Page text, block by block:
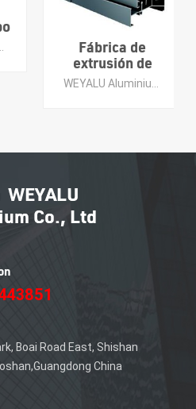
Fábrica de
extrusión de
aluminio
de aluminio,
de la industria
del aluminio
WEYALU Aluminium se especializa en muros cortina, perfiles de aluminio para uso industrial, perfiles de aluminio en general, puertas de aluminio, ventanas de aluminio y molduras de baldosas de aluminio.
Boai Road East, Shishan
China